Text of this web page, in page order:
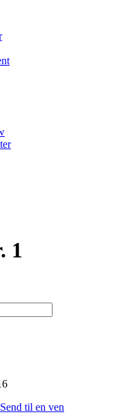
1
Send til en ven